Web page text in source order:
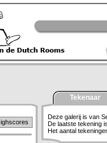
Tekenaar
Deze galerij is van
De laatste tekening
Het aantal